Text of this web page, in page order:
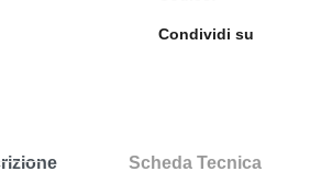
Condividi su
Scheda Tecnica